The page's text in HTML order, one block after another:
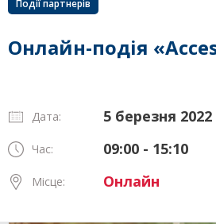
Події партнерів
Онлайн-подія
Дата: 5 березня 2022
Час: 09:00 - 15:10
Місце: Онлайн